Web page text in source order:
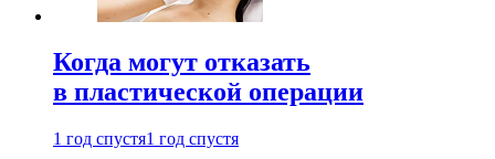
Когда могут отказать
в пластической операции
1 год спустя1 год спустя